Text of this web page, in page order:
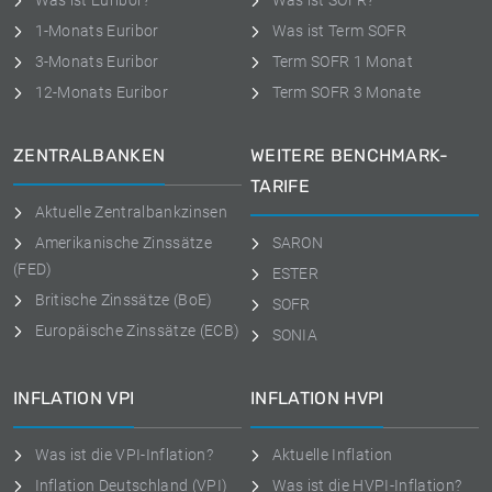
1-Monats Euribor
3-Monats Euribor
12-Monats Euribor
Was ist Term SOFR
Term SOFR 1 Monat
Term SOFR 3 Monate
ZENTRALBANKEN
Aktuelle Zentralbankzinsen
Amerikanische Zinssätze
(FED)
Britische Zinssätze (BoE)
Europäische Zinssätze (ECB)
WEITERE BENCHMARK-
TARIFE
SARON
ESTER
SOFR
SONIA
INFLATION VPI
Was ist die VPI-Inflation?
Inflation Deutschland (VPI)
INFLATION HVPI
Aktuelle Inflation
Was ist die HVPI-Inflation?